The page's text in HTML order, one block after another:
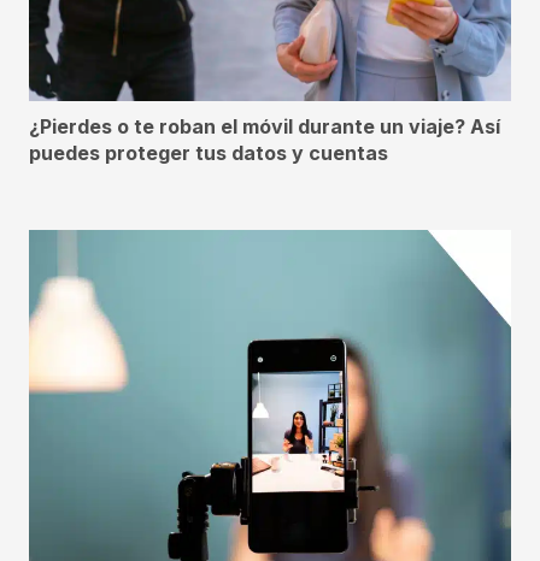
¿Pierdes o te roban el móvil durante un viaje? Así
puedes proteger tus datos y cuentas